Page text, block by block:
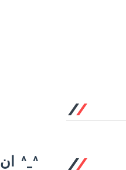
^_^